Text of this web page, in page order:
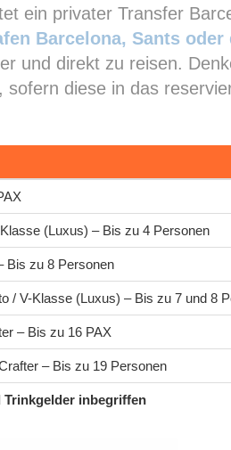
ein privater Transfer
Barcelona, Sants
und direkt zu reisen.
, sofern diese in das
(Luxus) – Bis zu 4 Personen
Bis zu 8 Personen
/ V-Klasse (Luxus) – Bis zu 7 und 8
– Bis zu 16 PAX
– Bis zu 19 Personen
Trinkgelder inbegriffen